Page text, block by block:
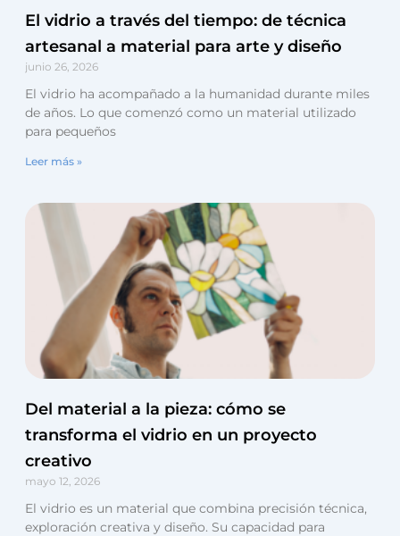
El vidrio a través del tiempo: de técnica
artesanal a material para arte y diseño
junio 26, 2026
El vidrio ha acompañado a la humanidad durante miles
de años. Lo que comenzó como un material utilizado
para pequeños
Leer más »
Del material a la pieza: cómo se
transforma el vidrio en un proyecto
creativo
mayo 12, 2026
El vidrio es un material que combina precisión técnica,
exploración creativa y diseño. Su capacidad para